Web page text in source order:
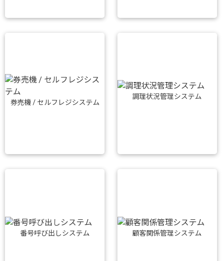
券売機 / セルフレジシステム
調理状況管理システム
番号呼び出しシステム 顧客関係管理システム